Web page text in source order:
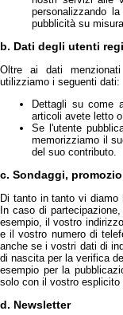
personalizzando
pubblicità su misura.
b. Dati degli utenti
Oltre ai dati
utilizziamo i seguenti dati:
Dettagli su come
articoli avete letto
Se l'utente
memorizziamo il
del suo contributo.
c. Sondaggi,
Di tanto in tanto vi diamo
In caso di
esempio, il vostro
e il vostro numero di
anche se i vostri dati di
di nascita per la verifica
esempio per la
solo con il vostro esplicito
d. Newsletter